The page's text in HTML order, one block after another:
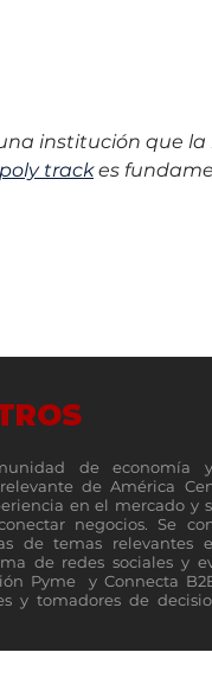
institución que
poly track es
de economía
de América
en el mercado y
negocios. Se
de temas relevantes
de redes sociales y
Pyme y Connecta
y tomadores de